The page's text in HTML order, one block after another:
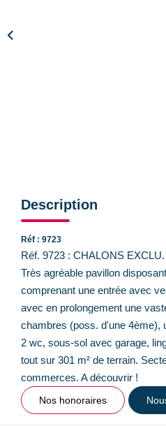
Description
Réf : 9723
Réf. 9723 : CHALONS
Très agréable pavillon
comprenant une entrée avec
avec en prolongement une
chambres (poss. d'une 4ème),
2 wc, sous-sol avec garage,
tout sur 301 m² de terrain.
commerces. A découvrir !
Nos honoraires